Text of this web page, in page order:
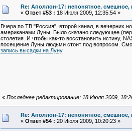
Re: Аполлон-17: непонятное, смешное,
« Ответ #53 : 18 Июля 2009, 12:35:54 »
Вчера по ТВ "Россия", второй канал, в вечерних
американами Луны. Было сказано следующее
столетия. И чтобы как-то восстановить истину,
посещение Луны людьми стоит под вопросом.
запись высадки на Луну
« Последнее редактирование: 18 Июля 2009,
Re: Аполлон-17: непонятное, смешное,
« Ответ #54 : 20 Июля 2009, 10:20:23 »